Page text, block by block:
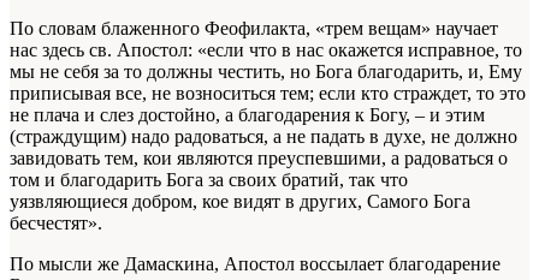
По словам блаженного Феофилакта, «трем вещам» научает
нас здесь св. Апостол: «если что в нас окажется исправное, то
мы не себя за то должны честить, но Бога благодарить, и, Ему
приписывая все, не возноситься тем; если кто страждет, то это
не плача и слез достойно, а благодарения к Богу, – и этим
(страждущим) надо радоваться, а не падать в духе, не должно
завидовать тем, кои являются преуспевшими, а радоваться о
том и благодарить Бога за своих братий, так что
уязвляющиеся добром, кое видят в других, Самого Бога
бесчестят».
По мысли же Дамаскина, Апостол воссылает благодарение